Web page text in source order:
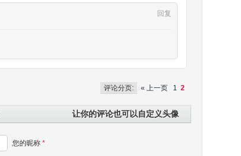
回复
评论分页: « 上一页 1 2
让你的评论也可以自定义头像
您的昵称 *